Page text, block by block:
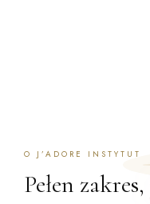
O J’ADORE INSTYTUT
Pełen zakres,